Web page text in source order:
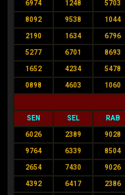
6974 1248 5703
8092 9538 1044
2190 1634 6796
5277 6701 8693
1652 4234 5478
0898 4603 1060
SEN SEL RAB
6026 2389 9028
9764 6339 8504
2654 7430 9026
4392 6417 2386